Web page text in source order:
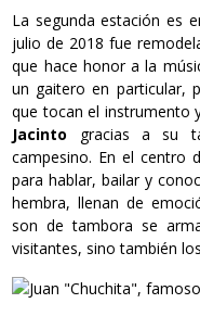
La segunda estación es
julio de 2018 fue
que hace honor a la
un gaitero en particular,
que tocan el instrumento
Jacinto gracias a su
campesino. En el centro
para hablar, bailar y
hembra, llenan de
son de tambora se
visitantes, sino también